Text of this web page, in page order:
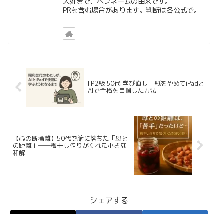
PRを含む場合があります。判断は各公式で。
FP2級 50代 学び直し｜紙をやめてiPadと
AIで合格を目指した方法
【心の断捨離】50代で腑に落ちた「母と
の距離」──梅干し作りがくれた小さな
和解
シェアする